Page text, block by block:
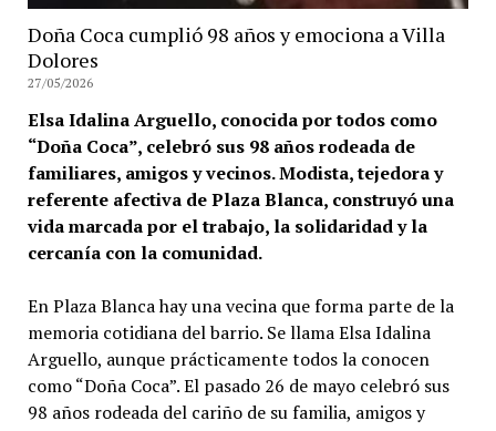
Doña Coca cumplió 98 años y emociona a Villa
Dolores
27/05/2026
Elsa Idalina Arguello, conocida por todos como
“Doña Coca”, celebró sus 98 años rodeada de
familiares, amigos y vecinos. Modista, tejedora y
referente afectiva de Plaza Blanca, construyó una
vida marcada por el trabajo, la solidaridad y la
cercanía con la comunidad.
En Plaza Blanca hay una vecina que forma parte de la
memoria cotidiana del barrio. Se llama Elsa Idalina
Arguello, aunque prácticamente todos la conocen
como “Doña Coca”. El pasado 26 de mayo celebró sus
98 años rodeada del cariño de su familia, amigos y